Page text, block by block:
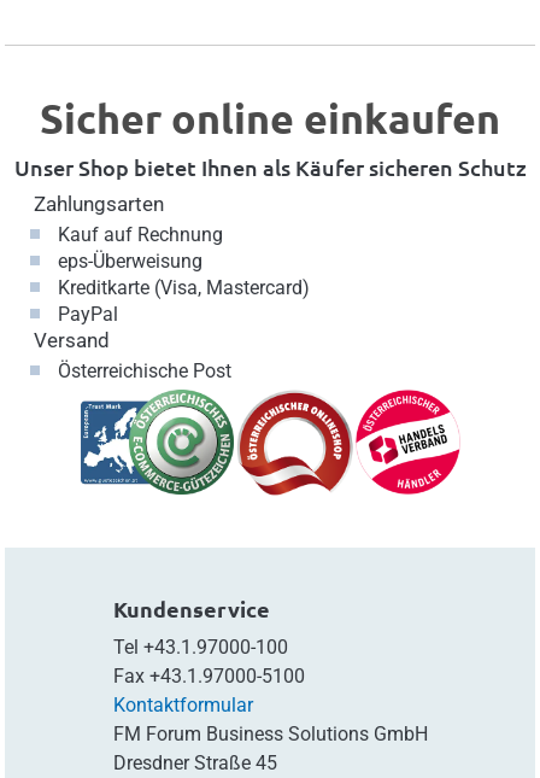
Sicher online einkaufen
Unser Shop bietet Ihnen als Käufer sicheren Schutz
Zahlungsarten
Kauf auf Rechnung
eps-Überweisung
Kreditkarte (Visa, Mastercard)
PayPal
Versand
Österreichische Post
Kundenservice
Tel +43.1.97000-100
Fax +43.1.97000-5100
Kontaktformular
FM Forum Business Solutions GmbH
Dresdner Straße 45